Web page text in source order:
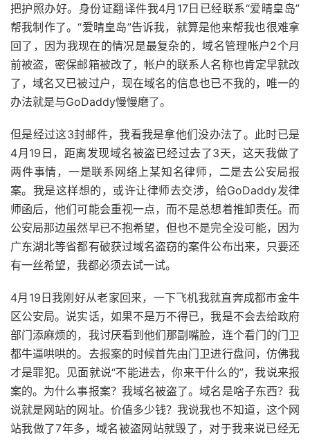
把护照办好。身份证翻译件我4月17日已经联系“爱晴皇岛”
帮我制作了。“爱晴皇岛”告诉我，就算是他来帮我也很难拿
回了，因为我现在的情况是最复杂的，域名管理帐户2个月
前被盗，密保邮箱被改了，帐户的联系人名称也肯定早就改
了，域名又已被过户，现在域名的信息也已不我的，唯一的
办法就是与GoDaddy慢慢磨了。
但是经过这3封邮件，我看我是拿他们没办法了。此时已是
4月19日，距离发现域名被盗已经过去了3天，这天我做了
两件事情，一是联系网络上某知名律师，二是去公安局报
案。我是这样想的，或许让律师去交涉，给GoDaddy发律
师函后，他们可能会重视一点，而不是总想着推卸责任。而
公安局那边虽然早已不抱希望，但也不是完全没可能，因为
广东湖北等省都有破获过域名盗窃的案件公布出来，只要还
有一丝希望，我都必须去试一试。
4月19日我刚好从老家回来，一下飞机我就直奔成都市金牛
区公安局。说实话，如果不是万不得已，我是不会去给政府
部门添麻烦的，我讨厌看到他们那副嘴脸，连个看门的门卫
都牛逼哄哄的。去报案的时候首先由门卫进行盘问，仿佛我
才是罪犯。见面就说“不能进去，你来干什么的”，我说来报
案的。为什么事报案？我域名被盗了。域名是啥子东西？我
说就是网站的网址。价值多少钱？我说我也不知道，这个网
站我做了7年多，域名被盗网站就毁了，对于我来说已经无